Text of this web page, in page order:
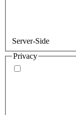
Server-Side
Privacy